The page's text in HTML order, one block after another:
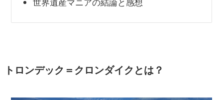
世界遺産マニアの結論と感想
トロンデック＝クロンダイクとは？